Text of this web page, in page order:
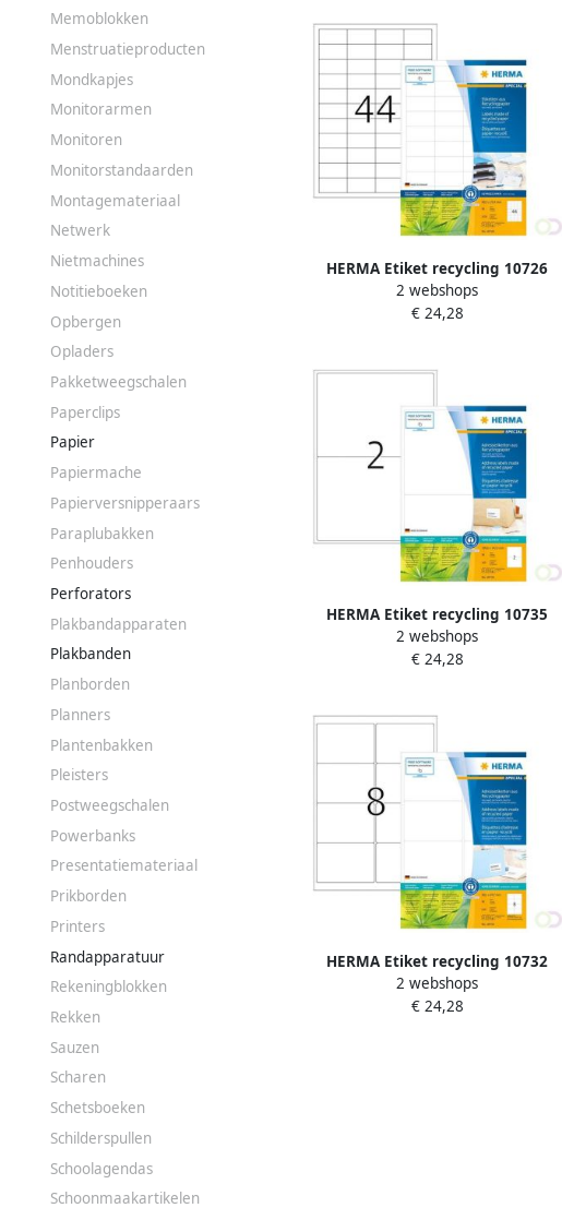
Memoblokken
Menstruatieproducten
Mondkapjes
Monitorarmen
Monitoren
Monitorstandaarden
Montagemateriaal
Netwerk
Nietmachines
Notitieboeken
Opbergen
Opladers
Pakketweegschalen
Paperclips
Papier
Papiermache
Papierversnipperaars
Paraplubakken
Penhouders
Perforators
Plakbandapparaten
Plakbanden
Planborden
Planners
Plantenbakken
Pleisters
Postweegschalen
Powerbanks
Presentatiemateriaal
Prikborden
Printers
Randapparatuur
Rekeningblokken
Rekken
Sauzen
Scharen
Schetsboeken
Schilderspullen
Schoolagendas
Schoonmaakartikelen
HERMA Etiket recycling 10726
48.3x25.4mm 3520stuks wit
2 webshops
€ 24,28
HERMA Etiket recycling 10735
199.6x143.5mm 160stuks wit
2 webshops
€ 24,28
HERMA Etiket recycling 10732
99.1x67.7mm 640stuks wit
2 webshops
€ 24,28